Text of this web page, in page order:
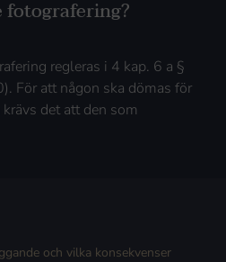
fotografering?
regleras i 4 kap. 6 a §
För att någon ska dömas för
det att den som
och vilka konsekvenser